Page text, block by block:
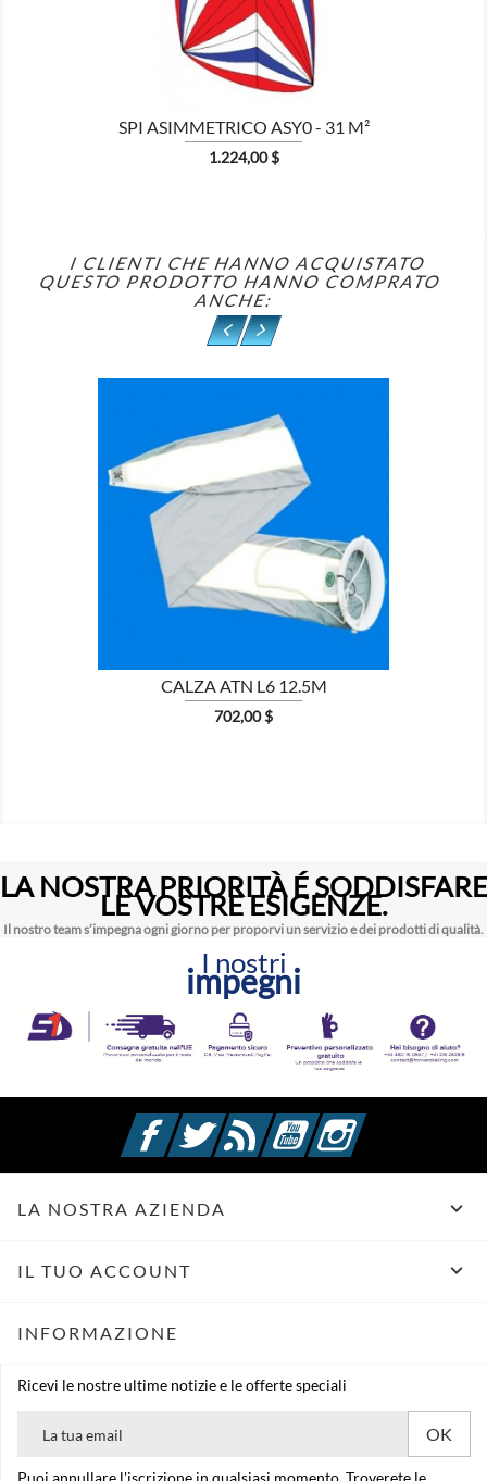
SPI ASIMMETRICO ASY0 - 31 M²
Prezzo
1.224,00 $
I CLIENTI CHE HANNO ACQUISTATO
QUESTO PRODOTTO HANNO COMPRATO
ANCHE:
CALZA ATN L6 12.5M
Prezzo
702,00 $
LA NOSTRA PRIORITÀ É SODDISFARE
LE VOSTRE ESIGENZE.
Il nostro team s’impegna ogni giorno per proporvi un servizio e dei prodotti di qualità.
I nostri
impegni
FacebookTwitterRss YouTubeInstagram
LA NOSTRA AZIENDA 
IL TUO ACCOUNT 
INFORMAZIONE
Ricevi le nostre ultime notizie e le offerte speciali